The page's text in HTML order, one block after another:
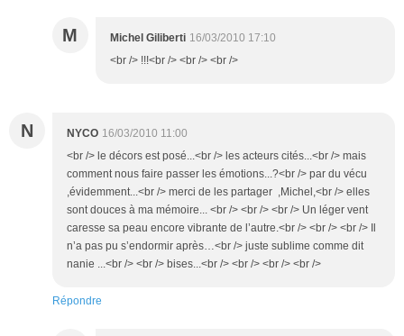
M Michel Giliberti 16/03/2010 17:10
<br /> !!!<br /> <br /> <br />
N NYCO 16/03/2010 11:00
<br /> le décors est posé...<br /> les acteurs cités...<br /> mais
comment nous faire passer les émotions...?<br /> par du vécu
,évidemment...<br /> merci de les partager ,Michel,<br /> elles
sont douces à ma mémoire... <br /> <br /> <br /> Un léger vent
caresse sa peau encore vibrante de l’autre.<br /> <br /> <br /> Il
n’a pas pu s’endormir après…<br /> juste sublime comme dit
nanie ...<br /> <br /> bises...<br /> <br /> <br /> <br />
Répondre